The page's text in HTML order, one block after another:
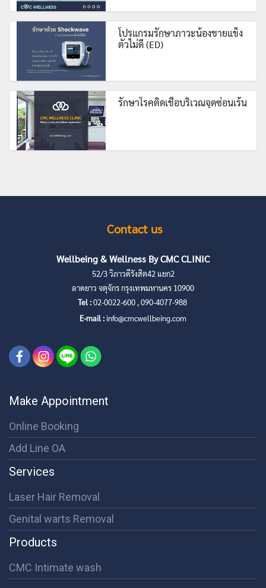
โปรแกรมรักษาภาวะน้องชายแข็ง
ตัวไม่ดี (ED)
รักษาโรคติดเชื้อบริเวณจุดซ่อนเร้น
Contact us
Wellbeing & Wellness By CMC CLINIC
52/3 วิภาวดีรังสิต42 แยก2
ลาดยาว จตุจักร กรุงเทพมหานคร 10900
Tel :02-0022-600 , 090-4077-988
E-mail : info@cmcwellbeing.com
Make Appointment
Online Booking
Add Line OA
Services
Laser Hair Removal
Genital warts Removal
Products
CMC Intimate wash